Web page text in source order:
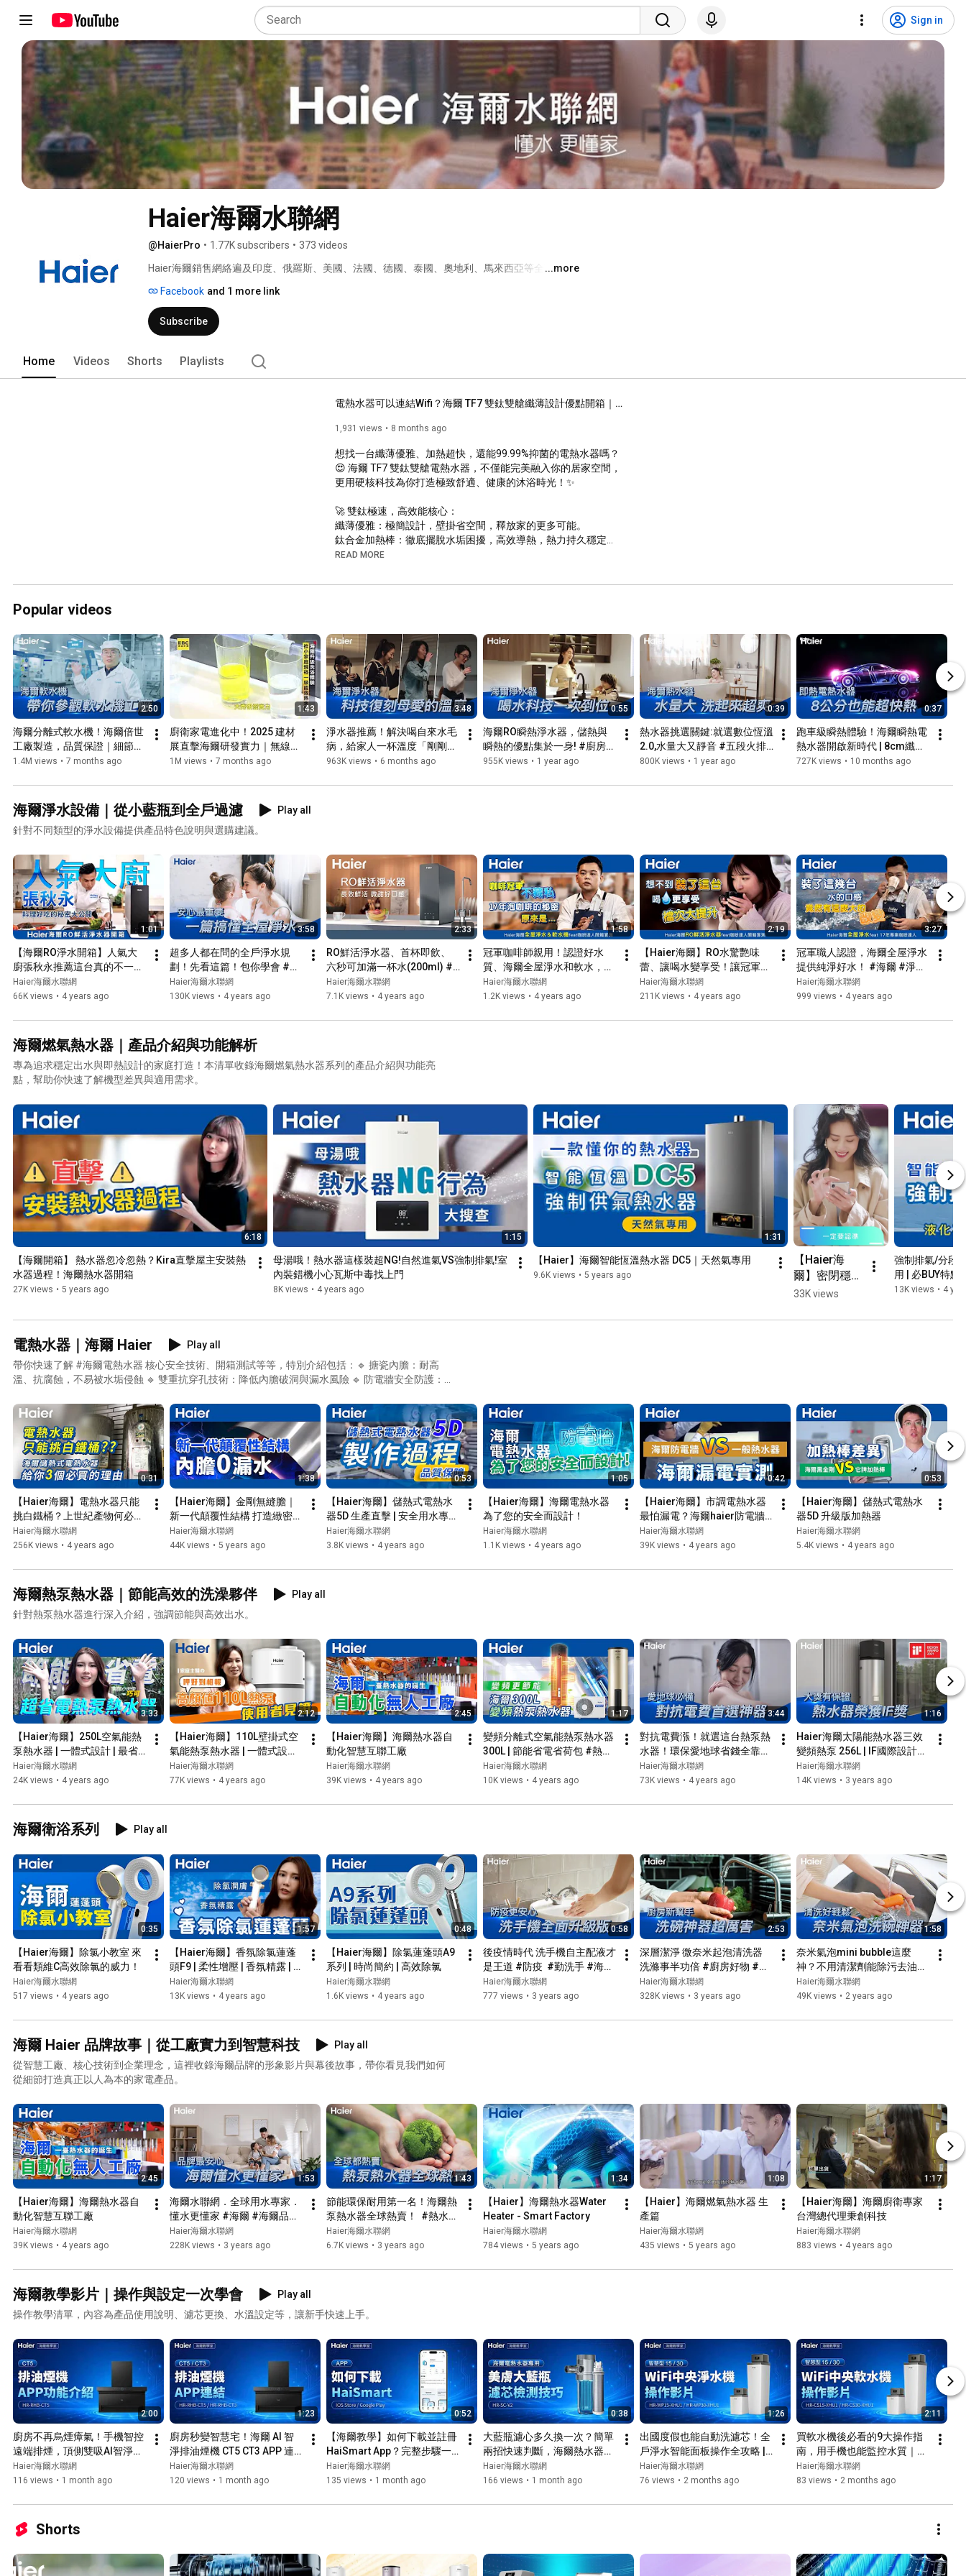
Sign in
Haier海爾水聯網
@HaierPro • 1.77K subscribers • 373 videos
Haier海爾銷售網絡遍及印度、俄羅斯、美國、法國、德國、泰國、奧地利、馬來西亞等全球40多
...more
Facebook and 1 more link
Subscribe
Home Videos Shorts Playlists
電熱水器可以連結Wifi？海爾 TF7 雙鈦雙艙纖薄設計優點開箱｜鈦合金加熱棒抗水垢！ #熱水器 #電熱水器 #電熱水器推薦
1,931 views 8 months ago
想找一台纖薄優雅、加熱超快，還能99.99%抑菌的電熱水器嗎？
😍 海爾 TF7 雙鈦雙艙電熱水器，不僅能完美融入你的居家空間，
更用硬核科技為你打造極致舒適、健康的沐浴時光！✨
🚀 雙鈦極速，高效能核心：
纖薄優雅：極簡設計，壁掛省空間，釋放家的更多可能。
鈦合金加熱棒：徹底擺脫水垢困擾，高效導熱，熱力持久穩定！
U型迴流技術：實現極速加熱，熱水隨開即享，告別等待！
Eco 節能模式：開啟後自動記憶你的用水習慣，智能運行，省電
又省心！
Wifi 遠端遙控：隨時隨地用手機連接控制，提前預熱，享受歸家
的溫暖！
🔗 想了解更多海爾雙鈦雙艙電熱水器 TF7 嗎？ 👉
https://www.haierpro.com.tw/product/tf7/
📌 點擊訂閱，升級你的居家智慧與沐浴品質！ 海爾 TF7，讓每一
次沐浴都是溫度與科技的完美平衡！💙
READ MORE
Popular videos
2:50
海爾分離式軟水機！海爾倍世
工廠製造，品質保證｜細節大
公開 #海爾軟水機 #分離式軟
1.4M views • 7 months ago
1:43
廚衛家電進化中！2025 建材
展直擊海爾研發實力｜無線溫
控器一鍵調整浴室水溫！ #東
1M views • 7 months ago
3:48
淨水器推薦！解決喝自來水毛
病，給家人一杯溫度「剛剛
好」的熟水！ #淨水器 #ro
963K views • 6 months ago
0:55
海爾RO瞬熱淨水器，儲熱與
瞬熱的優點集於一身! #廚房設
計 #健康 #母嬰
955K views • 1 year ago
0:39
熱水器挑選關鍵:就選數位恆溫
2.0,水量大又靜音 #五段火排
#忽冷忽熱 #浴室
800K views • 1 year ago
0:37
跑車級瞬熱體驗！海爾瞬熱電
熱水器開啟新時代 | 8cm纖薄
＋AI智慧控溫 #瞬熱式熱水器
727K views • 10 months ago
海爾淨水設備｜從小藍瓶到全戶過濾
Play all
針對不同類型的淨水設備提供產品特色說明與選購建議。
1:01
【海爾RO淨水開箱】人氣大
廚張秋永推薦這台真的不一
樣！！ #海爾 #淨水器 #海爾
ro800
Haier海爾水聯網
66K views • 4 years ago
3:58
超多人都在問的全戶淨水規
劃！先看這篇！包你學會 #全
戶淨水 #軟水機 #海爾豪華型
Haier海爾水聯網
130K views • 4 years ago
2:33
RO鮮活淨水器、首杯即飲、
六秒可加滿一杯水(200ml) #
海爾 #淨水器 #海爾ro800
Haier海爾水聯網
7.1K views • 4 years ago
1:58
冠軍咖啡師親用！認證好水
質、海爾全屋淨水和軟水，震
撼咖啡師味蕾！ #海爾 #淨水
器 #海爾全戶淨水
Haier海爾水聯網
1.2K views • 4 years ago
2:19
【Haier海爾】RO水驚艷味
蕾、讓喝水變享受！讓冠軍咖
啡師臣服好評推薦 #海爾 #淨
水器 #海爾ro800
Haier海爾水聯網
211K views • 4 years ago
3:27
冠軍職人認證，海爾全屋淨水
提供純淨好水！ #海爾 #淨水
器 #海爾全戶淨水
Haier海爾水聯網
999 views • 4 years ago
海爾燃氣熱水器｜產品介紹與功能解析
專為追求穩定出水與即熱設計的家庭打造！本清單收錄海爾燃氣熱水器系列的產品介紹與功能亮
點，幫助你快速了解機型差異與適用需求。
6:18
【海爾開箱】 熱水器忽冷忽熱？Kira直擊屋主安裝熱
水器過程！海爾熱水器開箱
27K views • 5 years ago
1:15
母湯哦！熱水器這樣裝超NG!自然進氣VS強制排氣!室
內裝錯機小心瓦斯中毒找上門
8K views • 4 years ago
1:31
【Haier】海爾智能恆溫熱水器 DC5｜天然氣專用
9.6K views • 5 years ago
【Haier海
爾】密閉穩燃
艙｜熱水器界
33K views
強制排氣/分段
用 | 必BUY特點
13K views • 4
電熱水器｜海爾 Haier
Play all
帶你快速了解 #海爾電熱水器 核心安全技術、開箱測試等等，特別介紹包括：🔹 搪瓷內膽：耐高
溫、抗腐蝕，不易被水垢侵蝕 🔹 雙重抗穿孔技術：降低內膽破洞與漏水風險 🔹 防電牆安全防護：有
家用電熱水器、擔心水垢或安全性問題，本系列影片將告訴你海爾如何做到 更耐用、更安全、更放
心使用。 更多產品介紹：https://www.haierpro.com.tw/haier-electric-water-heater/ #海爾 #電熱
水器 #浴室安全 #水垢 #熱水器選購 #家用熱水器
0:31
【Haier海爾】電熱水器只能
挑白鐵桶？上世紀產物何必一
直屈就 | Haier儲熱式電熱水器
| 給你3個必買的理由
Haier海爾水聯網
256K views • 4 years ago
1:38
【Haier海爾】金剛無縫膽｜
新一代顛覆性結構 打造緻密高
強度防護 內膽零漏水
Haier海爾水聯網
44K views • 5 years ago
0:53
【Haier海爾】儲熱式電熱水
器5D 生產直擊 | 安全用水專家
| 品質有保障
Haier海爾水聯網
3.8K views • 4 years ago
1:05
【Haier海爾】海爾電熱水器
為了您的安全而設計！
Haier海爾水聯網
1.1K views • 4 years ago
0:42
【Haier海爾】市調電熱水器
最怕漏電？海爾haier防電牆
PK他牌電熱器！直接測給你
看！
Haier海爾水聯網
39K views • 4 years ago
0:53
【Haier海爾】儲熱式電熱水
器5D 升級版加熱器
Haier海爾水聯網
5.4K views • 4 years ago
海爾熱泵熱水器｜節能高效的洗澡夥伴
Play all
針對熱泵熱水器進行深入介紹，強調節能與高效出水。
3:33
【Haier海爾】250L空氣能熱
泵熱水器 | 一體式設計 | 最省
電的熱水器
Haier海爾水聯網
24K views • 4 years ago
2:12
【Haier海爾】110L壁掛式空
氣能熱泵熱水器 | 一體式設計 |
簡約美形+節能省電為一體的
熱水器!
Haier海爾水聯網
77K views • 4 years ago
2:45
【Haier海爾】海爾熱水器自
動化智慧互聯工廠
Haier海爾水聯網
39K views • 4 years ago
1:17
變頻分離式空氣能熱泵熱水器
300L | 節能省電省荷包 #熱泵
熱水器 #省電 #海爾300L
Haier海爾水聯網
10K views • 4 years ago
3:44
對抗電費漲！就選這台熱泵熱
水器！環保愛地球省錢全靠
它！ #透天 #大容量 #海爾M5
Haier海爾水聯網
73K views • 4 years ago
1:16
Haier海爾太陽能熱水器三效
變頻熱泵 256L | IF國際設計大
獎 #熱泵熱水器 #大容量 #海
爾256太陽能
Haier海爾水聯網
14K views • 3 years ago
海爾衛浴系列 Play all
0:35
【Haier海爾】除氯小教室 來
看看類維C高效除氯的威力！
Haier海爾水聯網
517 views • 4 years ago
1:57
【Haier海爾】香氛除氯蓮蓬
頭F9 | 柔性增壓 | 香氛精露 | 除
氯潤膚
Haier海爾水聯網
13K views • 4 years ago
0:48
【Haier海爾】除氯蓮蓬頭A9
系列 | 時尚簡約 | 高效除氯
Haier海爾水聯網
1.6K views • 4 years ago
0:58
後疫情時代 洗手機自主配液才
是王道 #防疫  #勤洗手 #海爾
洗手機
Haier海爾水聯網
777 views • 3 years ago
2:53
深層潔淨 微奈米起泡清洗器
洗滌事半功倍 #廚房好物 #神
器 #海爾納米氣泡
Haier海爾水聯網
328K views • 3 years ago
1:58
奈米氣泡mini bubble這麼
神？不用清潔劑能除污去油還
環保？ #廚房好物 #神器 #海
爾納米氣泡
Haier海爾水聯網
49K views • 2 years ago
海爾 Haier 品牌故事｜從工廠實力到智慧科技
Play all
從智慧工廠、核心技術到企業理念，這裡收錄海爾品牌的形象影片與幕後故事，帶你看見我們如何
從細節打造真正以人為本的家電產品。
2:45
【Haier海爾】海爾熱水器自
動化智慧互聯工廠
Haier海爾水聯網
39K views • 4 years ago
1:53
海爾水聯網．全球用水專家．
懂水更懂家 #海爾 #海爾品牌
#品牌故事
Haier海爾水聯網
228K views • 3 years ago
1:43
節能環保耐用第一名！海爾熱
泵熱水器全球熱賣！  #熱水器
#熱泵熱水 #熱泵
Haier海爾水聯網
6.7K views • 3 years ago
1:34
【Haier】海爾熱水器Water
Heater - Smart Factory
Haier海爾水聯網
784 views • 5 years ago
1:08
【Haier】海爾燃氣熱水器 生
產篇
Haier海爾水聯網
435 views • 5 years ago
1:17
【Haier海爾】海爾廚衛專家
台灣總代理秉創科技
Haier海爾水聯網
883 views • 4 years ago
海爾教學影片｜操作與設定一次學會
Play all
操作教學清單，內容為產品使用說明、濾芯更換、水溫設定等，讓新手快速上手。
2:00
廚房不再烏煙瘴氣！手機智控
遠端排煙，頂側雙吸AI智淨排
油煙機CT5 HR-RHB-CT5 #無
煙廚房 #智能廚房 #HaiSmart
Haier海爾水聯網
116 views • 1 month ago
1:23
廚房秒變智慧宅！海爾 AI 智
淨排油煙機 CT5 CT3 APP 連
線設定教學 | 頂側雙吸AI智淨
排油煙機 HR-RHB-CT5 / HR-
#HaiSamrt #操作影片
Haier海爾水聯網
120 views • 1 month ago
0:52
【海爾教學】如何下載並註冊
HaiSmart App？完整步驟一
次看懂 HaiSmart App
#HaiSmart #智能家居 #居家
Haier海爾水聯網
135 views • 1 month ago
0:38
大藍瓶濾心多久換一次？簡單
兩招快速判斷，海爾熱水器大
藍瓶濾芯教學 HR-SC-V2 #大
藍瓶 #淨水設備 #濾芯更換
Haier海爾水聯網
166 views • 1 month ago
1:26
出國度假也能自動洗濾芯！全
戶淨水智能面板操作全攻略 |
智慧型WiFi中央淨水機 HR-
WP15-XHU1 HR-WP30-XHU1
Haier海爾水聯網
76 views • 2 months ago
2:11
買軟水機後必看的9大操作指
南，用手機也能監控水質｜智
慧型 WiFi中央軟水機 HR-
CS15-XHU1 HR-CS30-XHU1
機設定
Haier海爾水聯網
83 views • 2 months ago
Shorts